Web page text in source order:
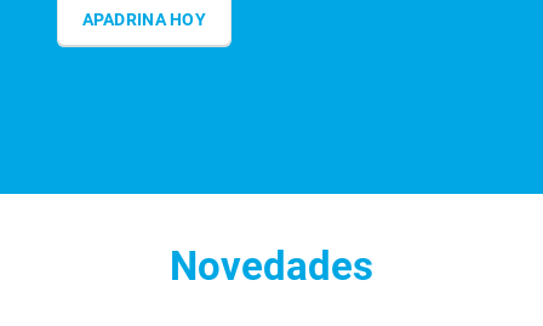
APADRINA HOY
Novedades